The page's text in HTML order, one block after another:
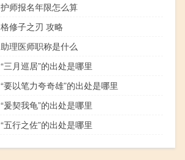
护师报名年限怎么算
格修子之刃 攻略
助理医师职称是什么
“三月巡居”的出处是哪里
“要以笔力夸奇雄”的出处是哪里
“爰契我龟”的出处是哪里
“五行之佐”的出处是哪里